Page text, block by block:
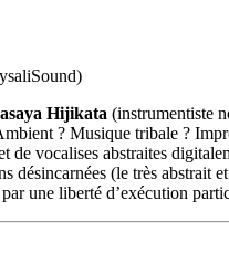
Hijikata (instrumentiste
? Musique tribale ?
de vocalises abstraites
désincarnées (le très abstrait
une liberté d’exécution